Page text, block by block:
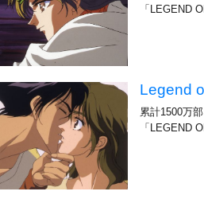
「LEGEND
Legend
累計1500万
「LEGEND